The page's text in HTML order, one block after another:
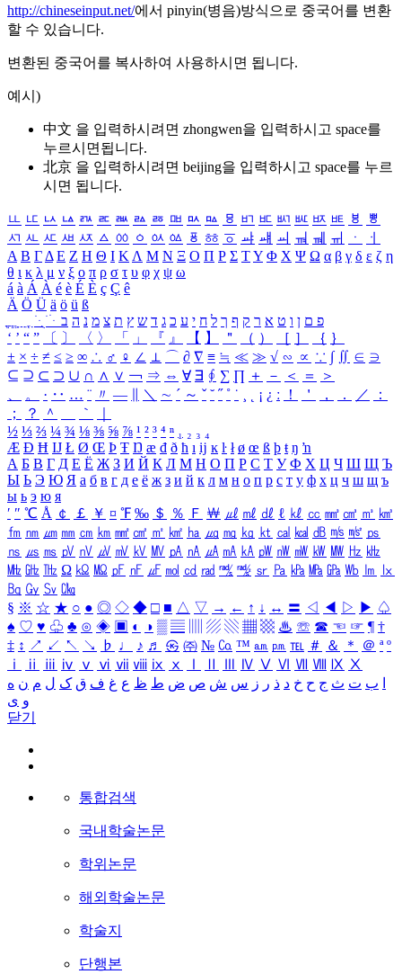
http://chineseinput.net/에서 pinyin(병음)방식으로 중국어를 변환
할 수 있습니다.
변환된 중국어를 복사하여 사용하시면 됩니다.
예시)
中文 을 입력하시려면 zhongwen을 입력하시고 space를
누르시면됩니다.
北京 을 입력하시려면 beijing을 입력하시고 space를 누르
시면 됩니다.
ㅥ ㅦ ㅧ ㅨ ㅩ ㅪ ㅫ ㅬ ㅭ ㅮ ㅯ ㅰ ㅱ ㅲ ㅳ ㅴ ㅵ ㅶ ㅷ ㅸ
ㅹ
ㅺ ㅻ ㅼ ㅽ ㅾ ㅿ ㆀ ㆁ ㆂ ㆃ ㆄ ㆅ ㆆ ㆇ ㆈ ㆉ ㆊ ㆋ ㆌ ㆍ
ㆎ
Α Β ΓΔ Ε Ζ Η Θ Ι ΚΛ Μ Ν Ξ Ο Π Ρ Σ ΤΥ Φ Χ Ψ Ω α β γ δ ε ζ η
θ ι κ λ μ ν ξ ο π ρ σ τ υ φ χ ψ ω
á à Á À é è É È ç Ç ê
Ä Ö Ü ä ö ü ß
ִֶֹ ֻּ ׁׂ פ ם ן ו ט א ר ק ף ך ל ח י ע כ ג ד ש ץ ת צ מ נ ה ב
‘ ’ “ ” 〔 〕 〈 〉 「 」 『 』 【 】 ＂ （ ） ［ ］ ｛ ｝
± × ÷ ≠ ≤ ≥ ∞ ∴ ♂ ♀ ∠ ⊥ ⌒ ∂ ∇ ≡ ≒ ≪ ≫ √ ∽ ∝ ∵ ∫ ∬ ∈ ∋
⊆ ⊇ ⊂ ⊃ ∪ ∩ ∧ ∨ ￢ ⇒ ⇔ ∀ ∃ ∮ ∑ ∏ ＋ － ＜ ＝
＞
、
。 · ‥ … ¨ 〃 ― ＼ ∼ ´ ～ ˇ ˘ ˝ ˚ ˙ ¸ ¡ ¿ ː ！ ＇ ， ． ／
：
；
？ ＾ ｀
½ ⅓ ⅔ ¼ ¾ ⅛ ⅜ ⅝ ⅞ ¹ ² ³ ⁴ ⁿ ₁ ₂ ₃ ₄
Æ Ð Ħ Ĳ Ł Ø Œ Þ Ŧ Ŋ æ đ ð ħ ı ĳ ĸ ŀ ł ø œ ß þ ŧ ŋ ŉ
А Б В Г Д Е Ё Ж З И Й К Л М Н О П Р С Т У Ф Х Ц Ч Ш Щ Ъ
Ы Ь Э Ю Я а б в г д е ё ж з и й к л м н о п р с т у ф х ц ч ш щ ъ
ы ь э ю я
′ ″ ℃ Å ￠ ￡ ￥ ¤ ℉ ‰ ＄ ％ Ｆ ￦ ㎕ ㎖ ㎗ ℓ ㎘ ㏄ ㎣ ㎤ ㎥ ㎦
㎙ ㎚ ㎛ ㎜ ㎝ ㎞ ㎟ ㎠ ㎡ ㎢ ㏊ ㎍ ㎎ ㎏ ㏏ ㎈ ㎉ ㏈ ㎧ ㎨ ㎰
㎱ ㎲ ㎳ ㎴ ㎵ ㎶ ㎷ ㎸ ㎹ ㎀ ㎁ ㎂ ㎃ ㎄ ㎺ ㎻ ㎽ ㎾ ㎿ ㎐ ㎑
㎒ ㎓ ㎔ Ω ㏀ ㏁ ㎊ ㎋ ㎌ ㏖ ㏅ ㎭ ㎮ ㎯ ㏛ ㎩ ㎪ ㎫ ㎬ ㏝ ㏐
㏓
㏃ ㏉ ㏜ ㏆
§ ※ ☆ ★ ○ ● ◎ ◇ ◆ □ ■ △ ▽ → ← ↑ ↓ ↔ 〓 ◁ ◀ ▷ ▶ ♤
♠ ♡ ♥ ♧ ♣ ⊙ ◈ ▣ ◐ ◑ ▒ ▤ ▨ ▧ ▦ ▩ ♨ ☏ ☎ ☜ ☞ ¶ †
‡ ↕ ↗ ↙ ↖ ↘ ♭ ♩ ♪ ♬ ㉿ ㈜ № ㏇ ™ ㏂ ㏘ ℡ ＃ ＆ ＊ ＠ ª º
ⅰ
ⅱ ⅲ ⅳ ⅴ ⅵ ⅶ ⅷ ⅸ ⅹ Ⅳ Ⅴ Ⅵ Ⅶ Ⅷ Ⅸ Ⅹ
ب ت ث ج ح خ د ذ ر ز س ش ص ض ط ظ ع غ ف ق ک ل م ن ه
و ی
닫기
통합검색
국내학술논문
학위논문
해외학술논문
학술지
단행본